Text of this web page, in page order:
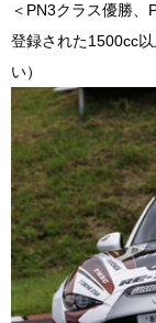
＜PN3クラス優勝
登録された1500cc
い）